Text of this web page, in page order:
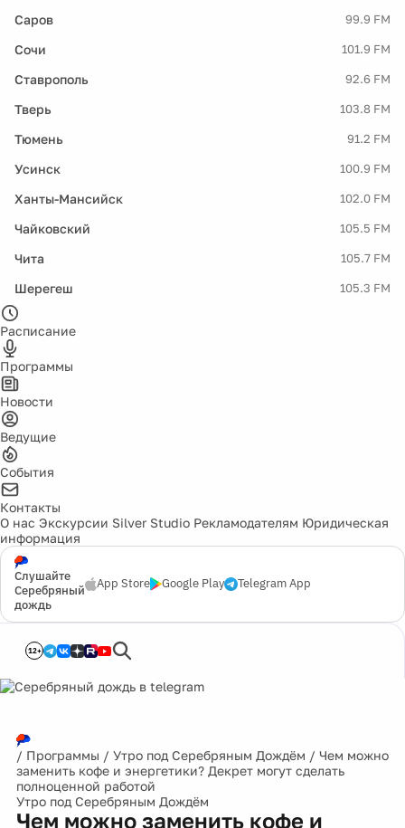
Саров 99.9 FM
Сочи 101.9 FM
Ставрополь 92.6 FM
Тверь 103.8 FM
Тюмень 91.2 FM
Усинск 100.9 FM
Ханты-Мансийск 102.0 FM
Чайковский 105.5 FM
Чита 105.7 FM
Шерегеш 105.3 FM
Расписание
Программы
Новости
Ведущие
События
Контакты
О нас Экскурсии Silver Studio Рекламодателям Юридическая
информация
Слушайте
Серебряный
дождь
App Store Google Play Telegram App
12+
/ Программы / Утро под Серебряным Дождём / Чем можно
заменить кофе и энергетики? Декрет могут сделать
полноценной работой
Утро под Серебряным Дождём
Чем можно заменить кофе и